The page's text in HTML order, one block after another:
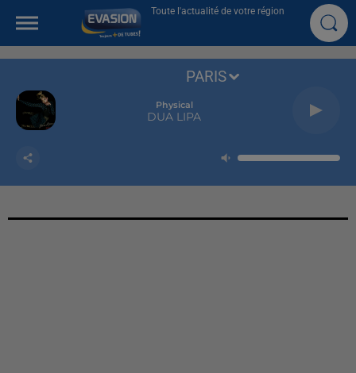
Toute l'actualité de votre région
Physical
DUA LIPA
PARIS